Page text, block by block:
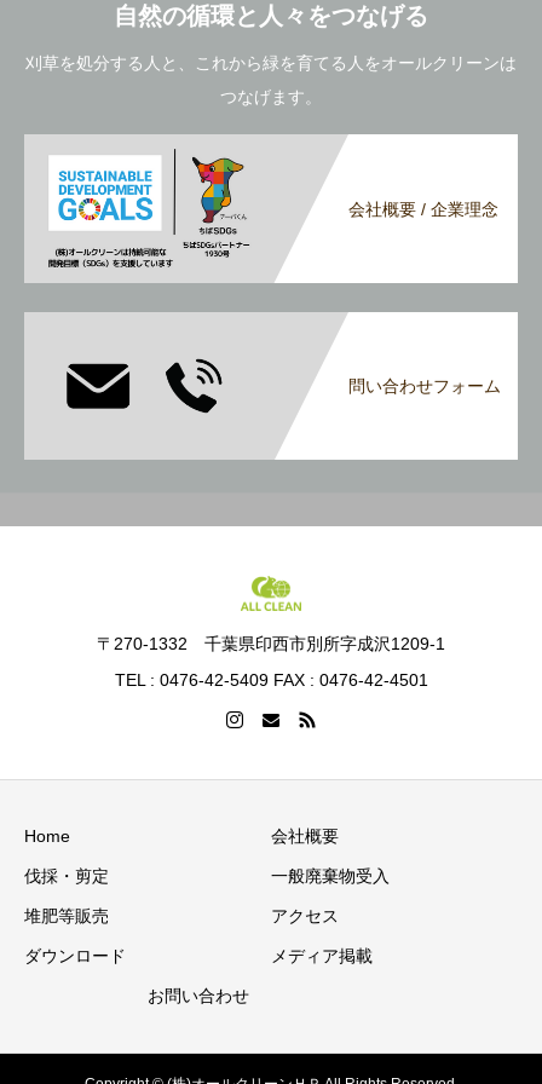
自然の循環と人々をつなげる
刈草を処分する人と、これから緑を育てる人をオールクリーンは
つなげます。
会社概要 / 企業理念
問い合わせフォーム
〒270-1332 千葉県印西市別所字成沢1209-1
TEL : 0476-42-5409 FAX : 0476-42-4501
Home 会社概要
伐採・剪定 一般廃棄物受入
堆肥等販売 アクセス
ダウンロード メディア掲載
お問い合わせ